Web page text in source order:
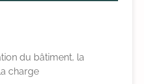
du bâtiment, la
charge